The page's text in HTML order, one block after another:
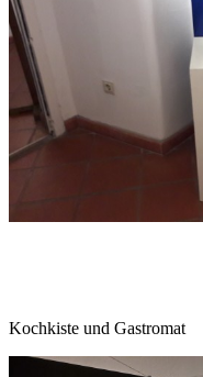
Kochkiste und Gastromat